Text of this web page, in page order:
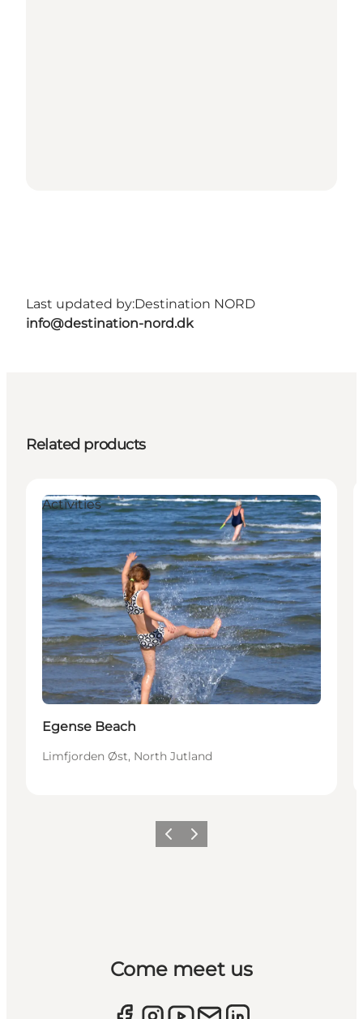
Last updated by:Destination NORD
info@destination-nord.dk
Related products
Activities
Egense Beach
Limfjorden Øst, North Jutland
Previous
Next
Come meet us